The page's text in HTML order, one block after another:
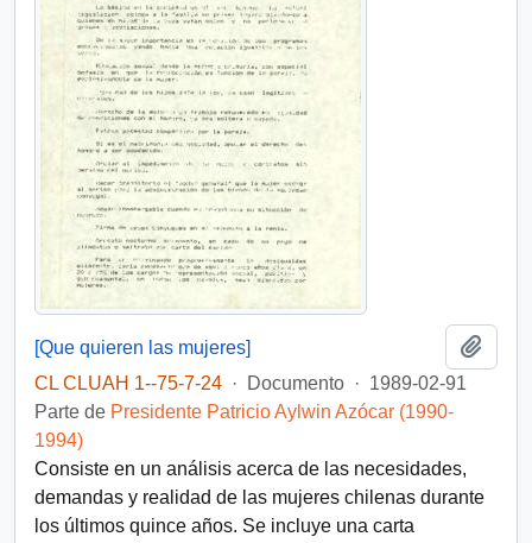
[Que quieren las mujeres]
CL CLUAH 1--75-7-24 · Documento · 1989-02-91
Parte de Presidente Patricio Aylwin Azócar (1990-
1994)
Consiste en un análisis acerca de las necesidades,
demandas y realidad de las mujeres chilenas durante
los últimos quince años. Se incluye una carta